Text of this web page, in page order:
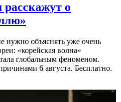
о
нужно объяснять уже очень
«корейская волна»
глобальным феноменом.
6 августа. Бесплатно.